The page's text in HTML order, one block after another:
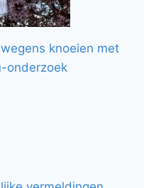
knoeien met
onderzoek